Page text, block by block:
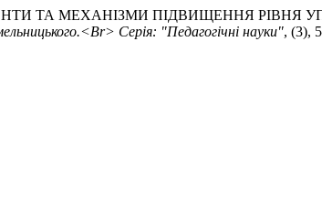
ТА МЕХАНІЗМИ ПІДВИЩЕННЯ РІВНЯ
Серія: "Педагогічні науки", (3),